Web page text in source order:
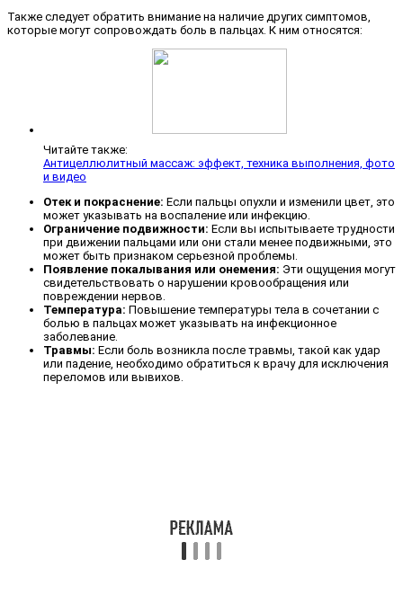
Также следует обратить внимание на наличие других симптомов,
которые могут сопровождать боль в пальцах. К ним относятся:
Читайте также:
Антицеллюлитный массаж: эффект, техника выполнения, фото
и видео
Отек и покраснение: Если пальцы опухли и изменили цвет, это
может указывать на воспаление или инфекцию.
Ограничение подвижности: Если вы испытываете трудности
при движении пальцами или они стали менее подвижными, это
может быть признаком серьезной проблемы.
Появление покалывания или онемения: Эти ощущения могут
свидетельствовать о нарушении кровообращения или
повреждении нервов.
Температура: Повышение температуры тела в сочетании с
болью в пальцах может указывать на инфекционное
заболевание.
Травмы: Если боль возникла после травмы, такой как удар
или падение, необходимо обратиться к врачу для исключения
переломов или вывихов.